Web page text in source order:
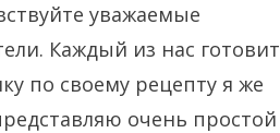
уважаемые
Каждый из нас готовит
по своему рецепту я же
очень простой